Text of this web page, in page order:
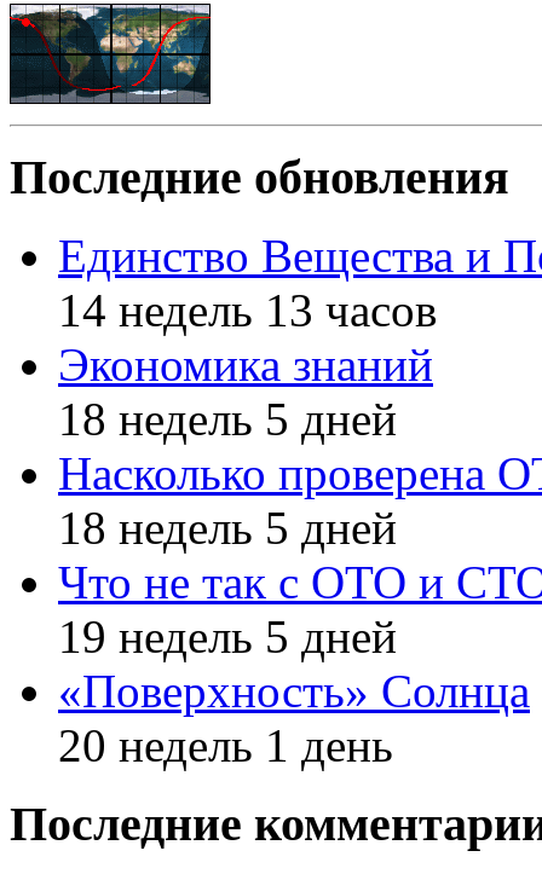
Последние обновления
Единство Вещества и
14 недель 13 часов
Экономика знаний
18 недель 5 дней
Насколько проверена
18 недель 5 дней
Что не так с ОТО и
19 недель 5 дней
«Поверхность» Солнца
20 недель 1 день
Последние